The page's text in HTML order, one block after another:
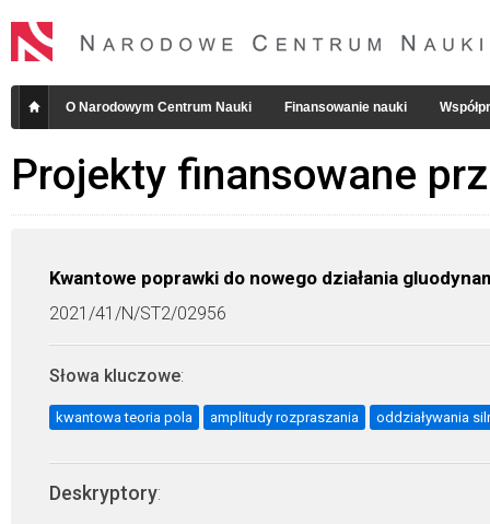
O Narodowym Centrum Nauki Finansowanie nauki
Projekty finansowane
Kwantowe poprawki do nowego działania
2021/41/N/ST2/02956
Słowa kluczowe:
kwantowa teoria pola amplitudy rozpraszania oddziaływania
Deskryptory: